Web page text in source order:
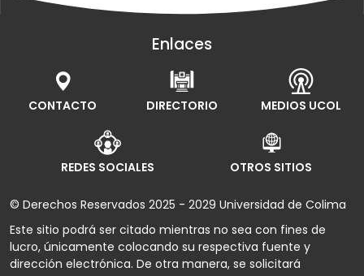
Enlaces
CONTACTO DIRECTORIO MEDIOS UCOL
REDES SOCIALES OTROS SITIOS
© Derechos Reservados 2025 - 2029 Universidad de Colima
Este sitio podrá ser citado mientras no sea con fines de
lucro, únicamente colocando su respectiva fuente y
dirección electrónica. De otra manera, se solicitará